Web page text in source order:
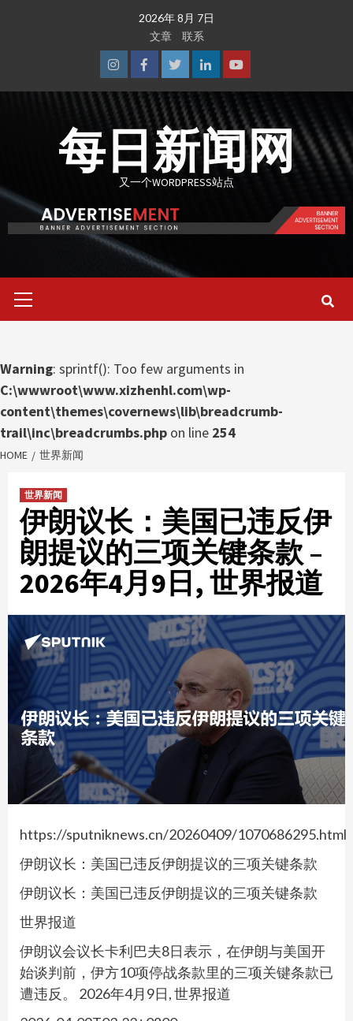
2026年 8月 7日
文章
联系
InstagramFacebook
TwitterLinkedinYoutube
每日新闻网
又一个WORDPRESS站点
Menu
Warning: sprintf(): Too few arguments in
C:\wwwroot\www.xizhenhl.com\wp-
content\themes\covernews\lib\breadcrumb-
trail\inc\breadcrumbs.php on line 254
HOME 世界新闻
世界新闻
伊朗议长：美国已违反伊
朗提议的三项关键条款 –
2026年4月9日, 世界报道
https://sputniknews.cn/20260409/1070686295.html
伊朗议长：美国已违反伊朗提议的三项关键条款
伊朗议长：美国已违反伊朗提议的三项关键条款
世界报道
伊朗议会议长卡利巴夫8日表示，在伊朗与美国开
始谈判前，伊方10项停战条款里的三项关键条款已
遭违反。 2026年4月9日, 世界报道